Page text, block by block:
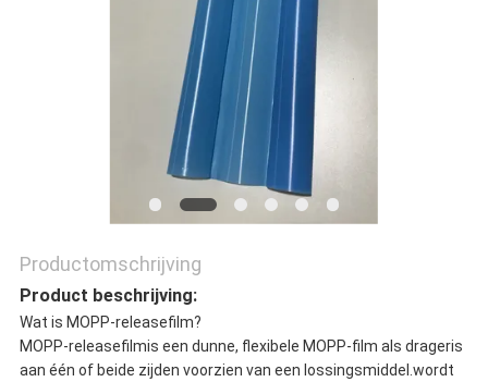
SITEMAP
PRIVACYBELEID
Productomschrijving
Product beschrijving:
Wat is MOPP-releasefilm?
MOPP-releasefilmis een dunne, flexibele MOPP-film als drageris
aan één of beide zijden voorzien van een lossingsmiddel.wordt